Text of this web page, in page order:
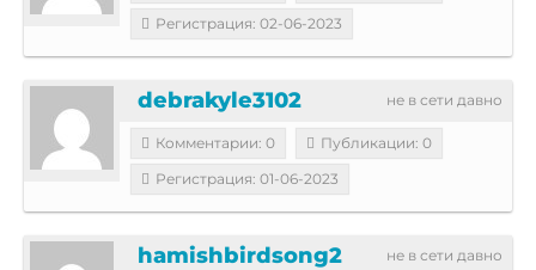
Регистрация: 02-06-2023
не в сети давно
debrakyle3102
Комментарии: 0
Публикации: 0
Регистрация: 01-06-2023
не в сети давно
hamishbirdsong2